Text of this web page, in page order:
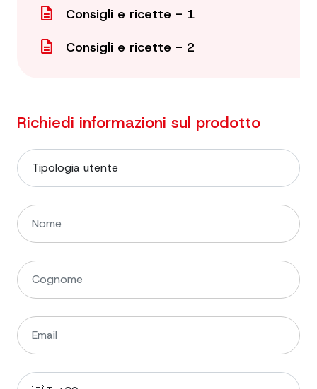
description Consigli e ricette - 1
description Consigli e ricette - 2
Richiedi informazioni sul prodotto